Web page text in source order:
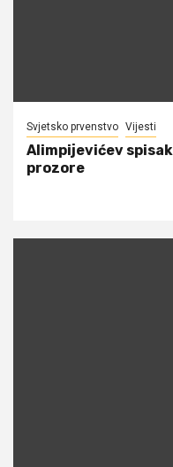
Svjetsko prvenstvo Vijesti
Alimpijevićev
prozore